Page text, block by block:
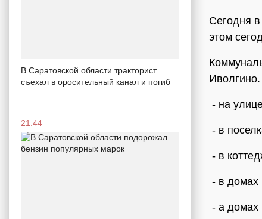
В Саратовской области тракторист
съехал в оросительный канал и погиб
21:44
Сегодня
этом
Иволгино.
- на
- в
- в
- в
- а